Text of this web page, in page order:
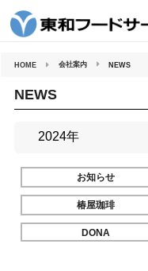
HOME 会社案内 NEWS
NEWS
お知らせ
椿屋珈琲
DONA